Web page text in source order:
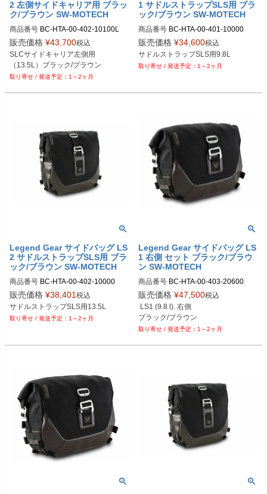
2 左側サイドキャリア用 ブラッ
ク/ブラウン SW-MOTECH
商品番号 BC-HTA-00-402-10100L
BC.HTA.00.402.10100L
販売価格 ¥43,700税込
SLCサイドキャリア左側用
（13.5L）ブラック/ブラウン
1～2ヶ月
1 サドルストラップSLS用 ブラ
ック/ブラウン SW-MOTECH
商品番号 BC-HTA-00-401-10000
BC.HTA.00.401.10000
販売価格 ¥34,600税込
サドルストラップSLS用9.8L
1～2ヶ月
Legend Gear サイドバッグ LS
2 サドルストラップSLS用 ブラ
ック/ブラウン SW-MOTECH
商品番号 BC-HTA-00-402-10000
BC.HTA.00.402.10000
販売価格 ¥38,401 税込
サドルストラップSLS用13.5L
1～2ヶ月
Legend Gear サイドバッグ LS
1 右側 セット ブラック/ブラウ
ン SW-MOTECH
商品番号 BC-HTA-00-403-20600
BC.HTA.00.403.20600
販売価格 ¥47,500税込
ブラック/ブラウン
1～2ヶ月